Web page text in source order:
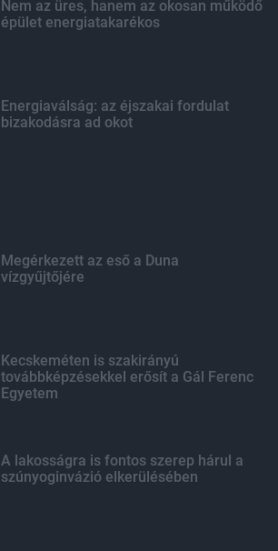
Nem az üres, hanem az okosan működő
épület energiatakarékos
Energiaválság: az éjszakai fordulat
bizakodásra ad okot
Megérkezett az eső a Duna
vízgyűjtőjére
Kecskeméten is szakirányú
továbbképzésekkel erősít a Gál Ferenc
Egyetem
A lakosságra is fontos szerep hárul a
szúnyoginvázió elkerülésében